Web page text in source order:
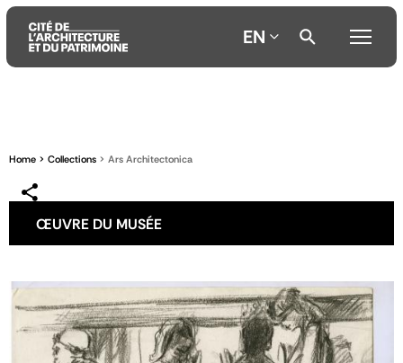
contenu
menu
la
EN
Home Collections Ars Architectonica
ŒUVRE DU MUSÉE